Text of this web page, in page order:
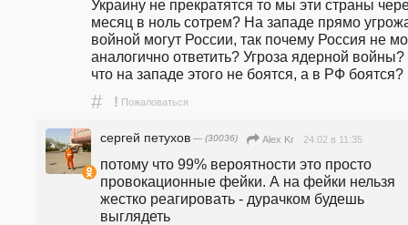
Украину не прекратятся то мы эти страны
месяц в ноль сотрем? На западе прямо
войной могут России, так почему Россия не
аналогично ответить? Угроза ядерной войны?
что на западе этого не боятся, а в РФ боятся?
# ! Пожаловаться
сергей петухов — (30036) Alex Kr 24.02 в 11:35
потому что 99% вероятности это просто
провокационные фейки. А на фейки нельзя
жестко реагировать - дурачком будешь
выглядеть